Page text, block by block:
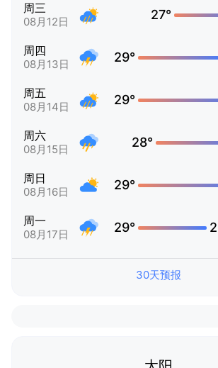
周三
08月12日 27°
周四
08月13日 29°
周五
08月14日 29°
周六
08月15日 28°
周日
08月16日 29°
周一
08月17日 29°
30天预报